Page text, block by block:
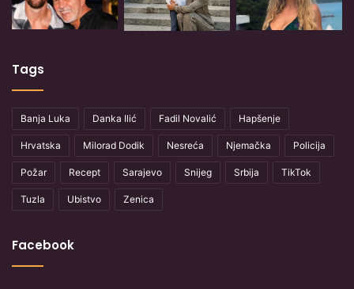
Tags
Banja Luka Danka Ilić Fadil Novalić Hapšenje
Hrvatska Milorad Dodik Nesreća Njemačka Policija
Požar Recept Sarajevo Snijeg Srbija TikTok
Tuzla Ubistvo Zenica
Facebook